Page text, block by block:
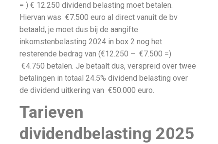
= ) € 12.250 dividend belasting moet betalen.
Hiervan was €7.500 euro al direct vanuit de bv
betaald, je moet dus bij de aangifte
inkomstenbelasting 2024 in box 2 nog het
resterende bedrag van (€12.250 – €7.500 =)
€4.750 betalen. Je betaalt dus, verspreid over twee
betalingen in totaal 24.5% dividend belasting over
de dividend uitkering van €50.000 euro.
Tarieven
dividendbelasting 2025